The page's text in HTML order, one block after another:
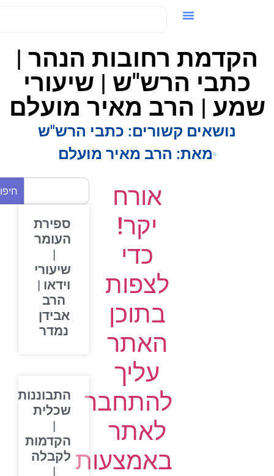
הקדמת רחובות הנהר |
כתבי הרש"ש | שיעורי
| הרב מאיר מועלם
נושאים קשורים: כתבי הרש"ש
מאת:הרב מאיר מועלם
אורח
יקר!
כדי
לצפות
בתוכן
האתר
עליך
להתחבר
לאתר
באמצעות
חיפוש
ספירת
העומר
שיעורי
וידאו |
הרב
אבידן
נמדר
התבוננות
שכלית
הקדמות
לקבלה